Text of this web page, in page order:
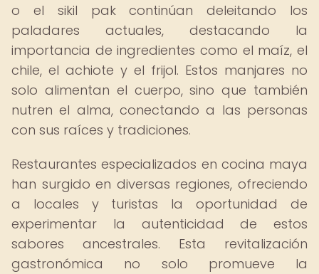
o el sikil pak continúan deleitando los
paladares actuales, destacando la
importancia de ingredientes como el maíz, el
chile, el achiote y el frijol. Estos manjares no
solo alimentan el cuerpo, sino que también
nutren el alma, conectando a las personas
con sus raíces y tradiciones.
Restaurantes especializados en cocina maya
han surgido en diversas regiones, ofreciendo
a locales y turistas la oportunidad de
experimentar la autenticidad de estos
sabores ancestrales. Esta revitalización
gastronómica no solo promueve la